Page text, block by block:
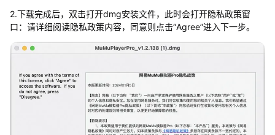
2.下载完成后，双击打开dmg安装文件，此时会打开隐私政策窗
口：请详细阅读隐私政策内容，同意则点击“Agree”进入下一步。